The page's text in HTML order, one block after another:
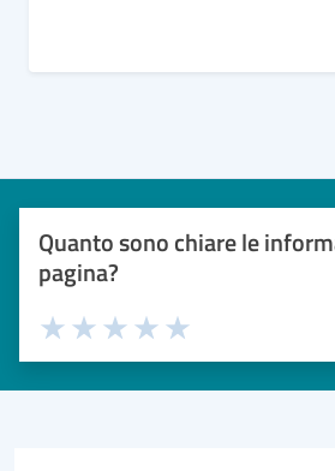
Quanto sono chiare le
pagina?
Valuta 5 stelle su 5
Valuta 4 stelle su 5
Valuta 3 stelle su 5
Valuta 2 stelle su 5
Valuta 1 stelle su 5